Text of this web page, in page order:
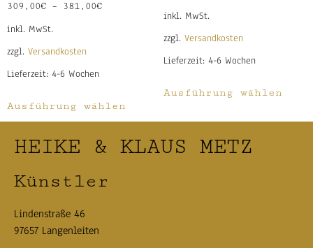
309,00€ – 381,00€
inkl. MwSt.
zzgl. Versandkosten
Lieferzeit: 4-6 Wochen
Ausführung wählen
inkl. MwSt.
zzgl. Versandkosten
Lieferzeit: 4-6 Wochen
Ausführung wählen
HEIKE & KLAUS METZ
Künstler
Lindenstraße 46
97657 Langenleiten